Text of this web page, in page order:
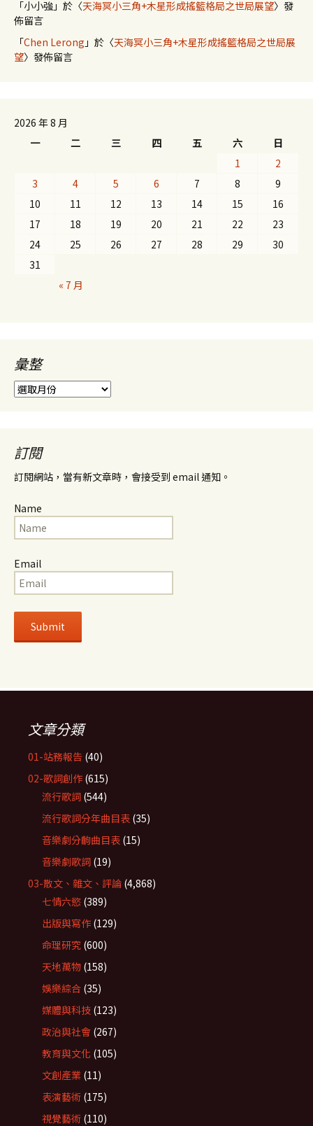
「小小強 」於〈天海冥小三角+木星形成搖籃格局之世局展望〉發
佈留言
「Chen Lerong 」於〈天海冥小三角+木星形成搖籃格局之世局展
望〉發佈留言
2026 年 8 月
一
二 三 四 五 六
日
1
2
3
4 5 6 7 8
9
10
11 12 13 14 15
16
17
18 19 20 21 22
23
24
25 26 27 28 29
30
31
« 7 月
彙整
彙
整
訂閱
訂閱網站，當有新文章時，會接受到 email 通知。
Name
Email
文章分類
01-站務報告 (40)
02-歌詞創作 (615)
流行歌詞 (544)
流行歌詞分年曲目表 (35)
音樂劇分齣曲目表 (15)
音樂劇歌詞 (19)
03-散文、雜文、評論 (4,868)
七情六慾 (389)
出版與寫作 (129)
命理研究 (600)
天地萬物 (158)
娛樂綜合 (35)
媒體與科技 (123)
政治與社會 (267)
教育與文化 (105)
文創產業 (11)
表演藝術 (175)
視覺藝術 (110)